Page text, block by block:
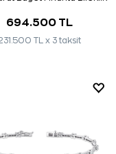
694.500 TL
TL x 3 taksit